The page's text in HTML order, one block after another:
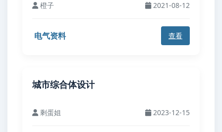
橙子 2021-08-12
电气资料 查看
城市综合体设计
剩蛋姐 2023-12-15